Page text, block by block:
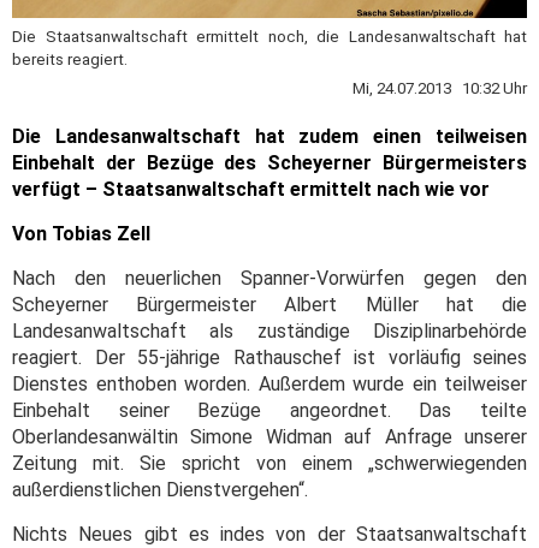
Die Staatsanwaltschaft ermittelt noch, die Landesanwaltschaft hat
bereits reagiert.
Mi, 24.07.2013 10:32 Uhr
Die Landesanwaltschaft hat zudem einen teilweisen
Einbehalt der Bezüge des Scheyerner Bürgermeisters
verfügt – Staatsanwaltschaft ermittelt nach wie vor
Von Tobias Zell
Nach den neuerlichen Spanner-Vorwürfen gegen den
Scheyerner Bürgermeister Albert Müller hat die
Landesanwaltschaft als zuständige Disziplinarbehörde
reagiert. Der 55-jährige Rathauschef ist vorläufig seines
Dienstes enthoben worden. Außerdem wurde ein teilweiser
Einbehalt seiner Bezüge angeordnet. Das teilte
Oberlandesanwältin Simone Widman auf Anfrage unserer
Zeitung mit. Sie spricht von einem „schwerwiegenden
außerdienstlichen Dienstvergehen“.
Nichts Neues gibt es indes von der Staatsanwaltschaft